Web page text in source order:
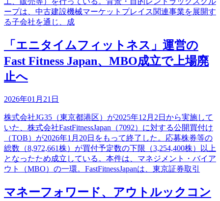
ープは、中古建設機械マーケットプレイス関連事業を展開す
る子会社を通じ、成
「エニタイムフィットネス」運営の
Fast Fitness Japan、MBO成立で上場廃
止へ
2026年01月21日
株式会社JG35（東京都港区）が2025年12月2日から実施して
いた、株式会社FastFitnessJapan（7092）に対する公開買付け
（TOB）が2026年1月20日をもって終了した。応募株券等の
総数（8,972,661株）が買付予定数の下限（3,254,400株）以上
となったため成立している。本件は、マネジメント・バイア
ウト（MBO）の一環。FastFitnessJapanは、東京証券取引
マネーフォワード、アウトルックコン